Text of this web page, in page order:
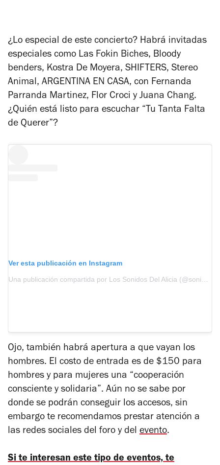
¿Lo especial de este concierto? Habrá invitadas
especiales como Las Fokin Biches, Bloody
benders, Kostra De Moyera, SHIFTERS, Stereo
Animal, ARGENTINA EN CASA, con Fernanda
Parranda Martinez, Flor Croci y Juana Chang.
¿Quién está listo para escuchar “Tu Tanta Falta
de Querer”?
Ver esta publicación en Instagram
Una publicación compartida por Los Sonidos Del Alicia (@sonidos_alicia)
Ojo, también habrá apertura a que vayan los
hombres. El costo de entrada es de $150 para
hombres y para mujeres una “cooperación
consciente y solidaria”. Aún no se sabe por
donde se podrán conseguir los accesos, sin
embargo te recomendamos prestar atención a
las redes sociales del foro y del evento.
Si te interesan este tipo de eventos, te